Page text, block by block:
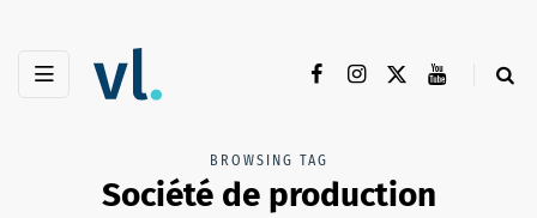
BROWSING TAG
Société de production